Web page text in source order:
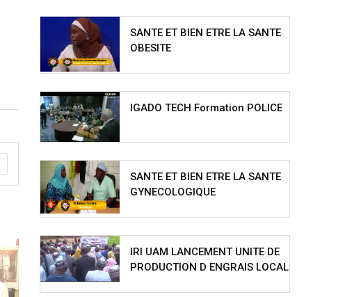
SANTE ET BIEN ETRE LA SANTE
OBESITE
IGADO TECH Formation POLICE
SANTE ET BIEN ETRE LA SANTE
GYNECOLOGIQUE
IRI UAM LANCEMENT UNITE DE
PRODUCTION D ENGRAIS LOCAL